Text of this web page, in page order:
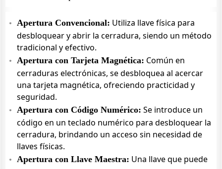
Apertura Convencional: Utiliza llave física para
desbloquear y abrir la cerradura, siendo un método
tradicional y efectivo.
Apertura con Tarjeta Magnética: Común en
cerraduras electrónicas, se desbloquea al acercar
una tarjeta magnética, ofreciendo practicidad y
seguridad.
Apertura con Código Numérico: Se introduce un
código en un teclado numérico para desbloquear la
cerradura, brindando un acceso sin necesidad de
llaves físicas.
Apertura con Llave Maestra: Una llave que puede